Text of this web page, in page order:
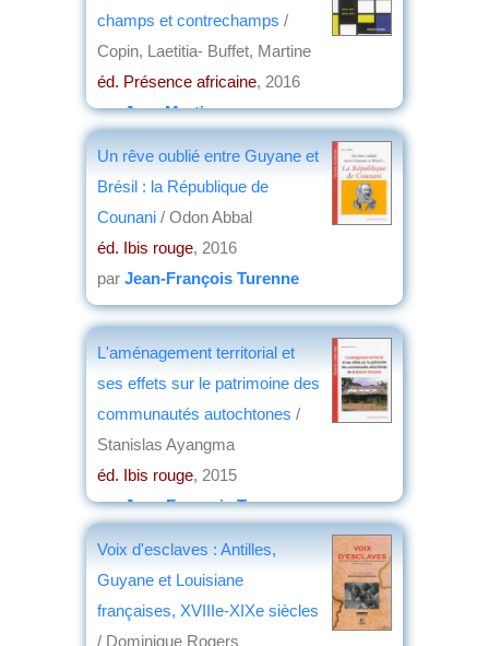
champs et contrechamps /
Copin, Laetitia- Buffet, Martine
éd. Présence africaine, 2016
parJean Martin
Un rêve oublié entre Guyane et
Brésil : la République de
Counani / Odon Abbal
éd. Ibis rouge, 2016
par Jean-François Turenne
L'aménagement territorial et
ses effets sur le patrimoine des
communautés autochtones /
Stanislas Ayangma
éd. Ibis rouge, 2015
parJean-François Turenne
Voix d'esclaves : Antilles,
Guyane et Louisiane
françaises, XVIIIe-XIXe siècles
/ Dominique Rogers